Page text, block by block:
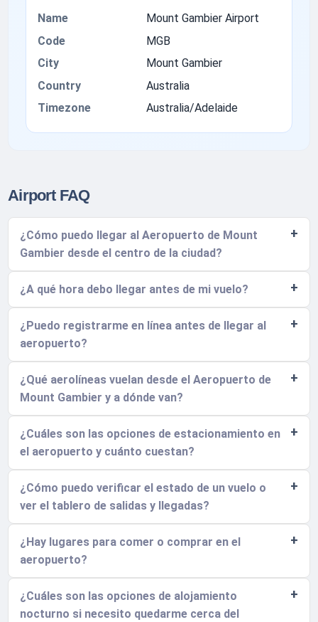
Name
Mount Gambier Airport
Code
MGB
City
Mount Gambier
Country
Australia
Timezone
Australia/Adelaide
Airport FAQ
¿Cómo puedo llegar al Aeropuerto de Mount
Gambier desde el centro de la ciudad?
¿A qué hora debo llegar antes de mi vuelo?
¿Puedo registrarme en línea antes de llegar al
aeropuerto?
¿Qué aerolíneas vuelan desde el Aeropuerto de
Mount Gambier y a dónde van?
¿Cuáles son las opciones de estacionamiento en
el aeropuerto y cuánto cuestan?
¿Cómo puedo verificar el estado de un vuelo o
ver el tablero de salidas y llegadas?
¿Hay lugares para comer o comprar en el
aeropuerto?
¿Cuáles son las opciones de alojamiento
nocturno si necesito quedarme cerca del